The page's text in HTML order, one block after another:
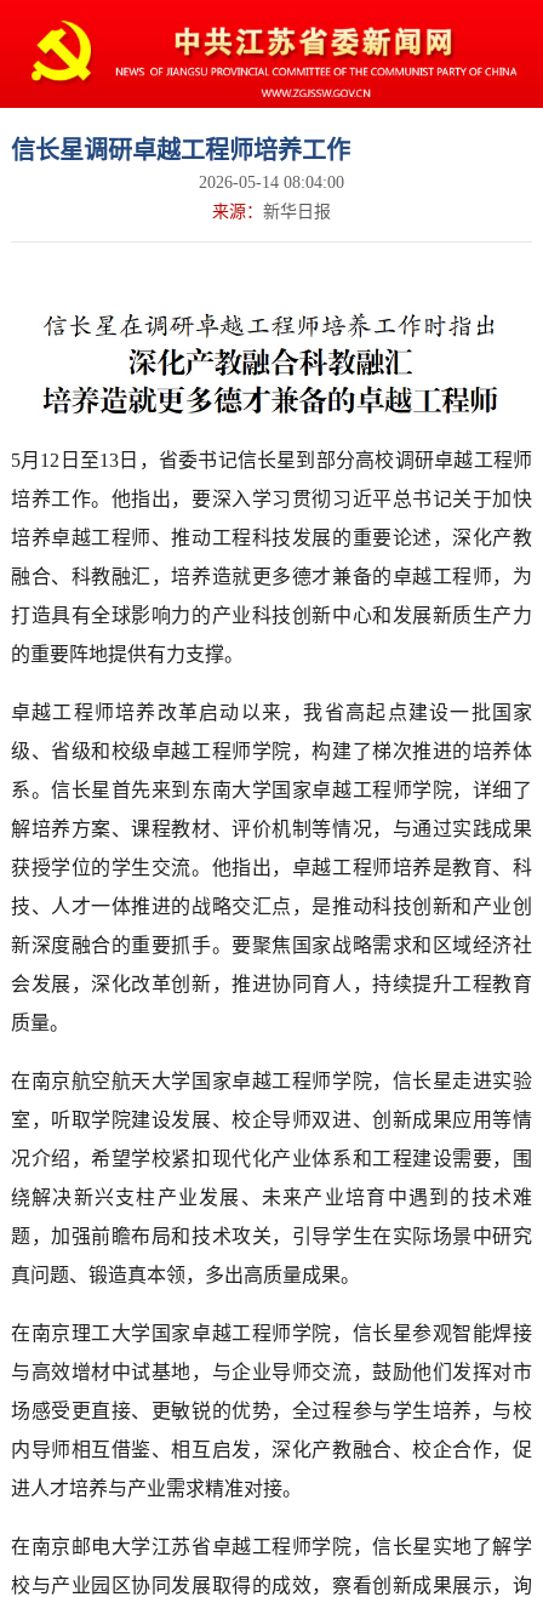
信长星调研卓越工程师培养工作
2026-05-14 08:04:00
来源： 新华日报
5月12日至13日，省委书记信长星到部分高校调研卓越工程师
培养工作。他指出，要深入学习贯彻习近平总书记关于加快
培养卓越工程师、推动工程科技发展的重要论述，深化产教
融合、科教融汇，培养造就更多德才兼备的卓越工程师，为
打造具有全球影响力的产业科技创新中心和发展新质生产力
的重要阵地提供有力支撑。
卓越工程师培养改革启动以来，我省高起点建设一批国家
级、省级和校级卓越工程师学院，构建了梯次推进的培养体
系。信长星首先来到东南大学国家卓越工程师学院，详细了
解培养方案、课程教材、评价机制等情况，与通过实践成果
获授学位的学生交流。他指出，卓越工程师培养是教育、科
技、人才一体推进的战略交汇点，是推动科技创新和产业创
新深度融合的重要抓手。要聚焦国家战略需求和区域经济社
会发展，深化改革创新，推进协同育人，持续提升工程教育
质量。
在南京航空航天大学国家卓越工程师学院，信长星走进实验
室，听取学院建设发展、校企导师双进、创新成果应用等情
况介绍，希望学校紧扣现代化产业体系和工程建设需要，围
绕解决新兴支柱产业发展、未来产业培育中遇到的技术难
题，加强前瞻布局和技术攻关，引导学生在实际场景中研究
真问题、锻造真本领，多出高质量成果。
在南京理工大学国家卓越工程师学院，信长星参观智能焊接
与高效增材中试基地，与企业导师交流，鼓励他们发挥对市
场感受更直接、更敏锐的优势，全过程参与学生培养，与校
内导师相互借鉴、相互启发，深化产教融合、校企合作，促
进人才培养与产业需求精准对接。
在南京邮电大学江苏省卓越工程师学院，信长星实地了解学
校与产业园区协同发展取得的成效，察看创新成果展示，询